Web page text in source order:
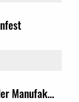
Männerturner unterwegs in der Manufaktur Dyhrberg